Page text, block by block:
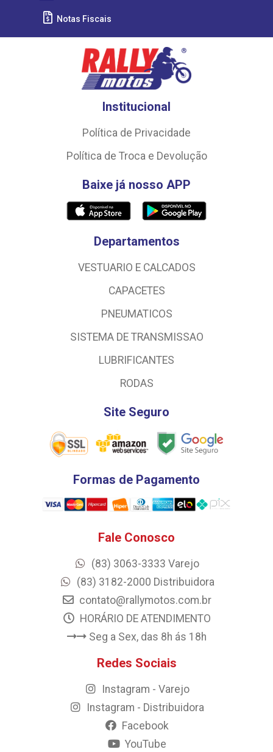
Notas Fiscais
Institucional
Política de Privacidade
Política de Troca e Devolução
Baixe já nosso APP
Departamentos
VESTUARIO E CALCADOS
CAPACETES
PNEUMATICOS
SISTEMA DE TRANSMISSAO
LUBRIFICANTES
RODAS
Site Seguro
Formas de Pagamento
Fale Conosco
(83) 3063-3333 Varejo
(83) 3182-2000 Distribuidora
contato@rallymotos.com.br
HORÁRIO DE ATENDIMENTO
Seg a Sex, das 8h ás 18h
Redes Sociais
Instagram - Varejo
Instagram - Distribuidora
Facebook
YouTube